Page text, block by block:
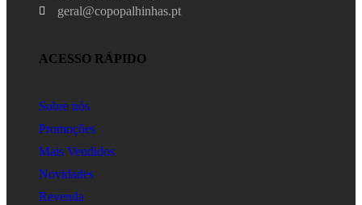
geral@copopalhinhas.pt
ACESSO RÁPIDO
Sobre nós
Promoções
Mais Vendidos
Novidades
Revenda